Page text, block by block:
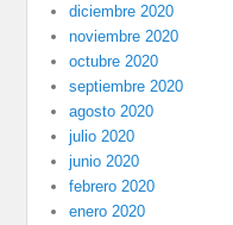
diciembre 2020
noviembre 2020
octubre 2020
septiembre 2020
agosto 2020
julio 2020
junio 2020
febrero 2020
enero 2020